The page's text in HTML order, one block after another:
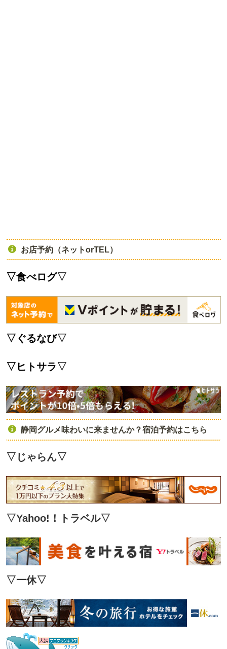
お店予約（ネットorTEL）
▽食べログ▽
▽ ぐるなび▽
▽ ヒトサラ▽
静岡グルメ味わいに来ませんか？宿泊予約はこちら
▽じゃらん▽
▽Yahoo!！トラベル▽
▽一休▽